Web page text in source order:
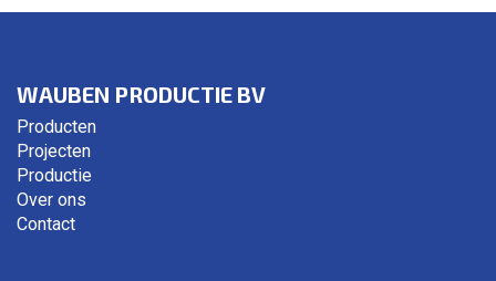
WAUBEN PRODUCTIE BV
Producten
Projecten
Productie
Over ons
Contact